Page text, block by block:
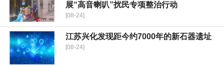
展“高音喇叭”扰民专项整治行动
[08-24]
江苏兴化发现距今约7000年的新石器遗址
[08-24]